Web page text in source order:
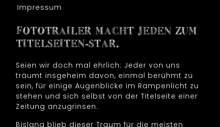
Impressum
FOTOTRAILER MACHT JEDEN ZUM
TITELSEITEN-STAR.
Seien wir doch mal ehrlich: Jeder von uns
träumt insgeheim davon, einmal berühmt zu
sein, für einige Augenblicke im Rampenlicht zu
stehen und sich selbst von der Titelseite einer
Zeitung anzugrinsen.
Bislang blieb dieser Traum für die meisten